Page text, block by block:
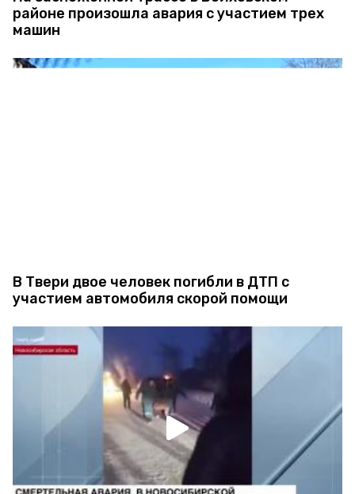
районе произошла авария с участием трех
машин
В Твери двое человек погибли в ДТП с
участием автомобиля скорой помощи